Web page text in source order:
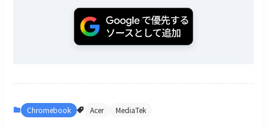
Chromebook Acer MediaTek